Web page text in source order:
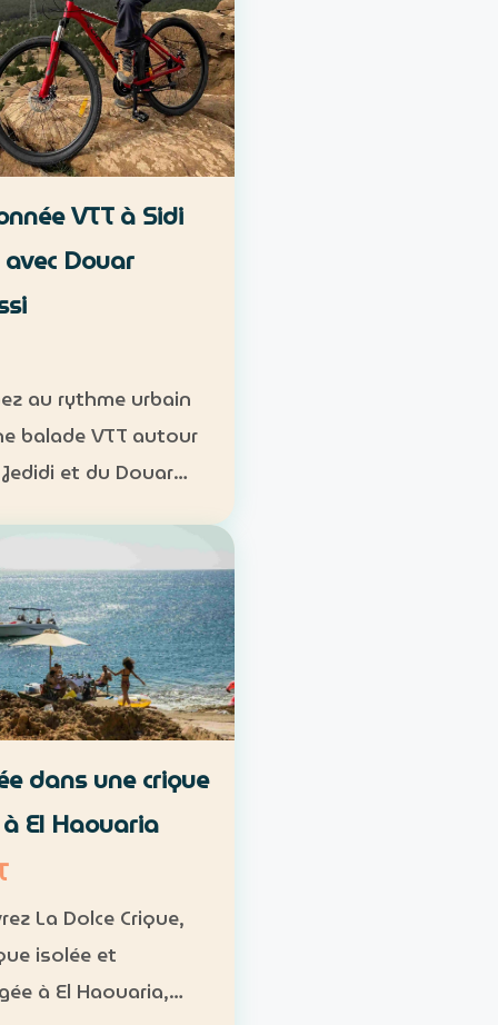
VTT à Sidi
Douar
au rythme urbain
balade VTT autour
et du Douar
h à 1 h 30 Niveau :
Groupe : de 8 à
Tarif : 50 …
dans une crique
El Haouaria
La Dolce Crique,
isolée et
à El Haouaria,